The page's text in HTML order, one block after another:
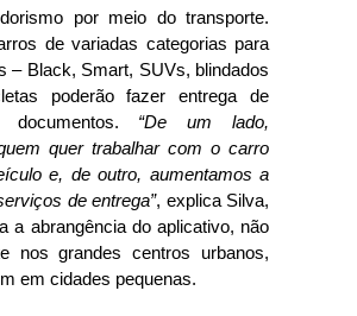
por meio do transporte.
de variadas categorias para
– Black, Smart, SUVs, blindados
poderão fazer entrega de
documentos. “De um lado,
quer trabalhar com o carro
e, de outro, aumentamos a
de entrega”, explica Silva,
a abrangência do aplicativo, não
nos grandes centros urbanos,
em cidades pequenas.